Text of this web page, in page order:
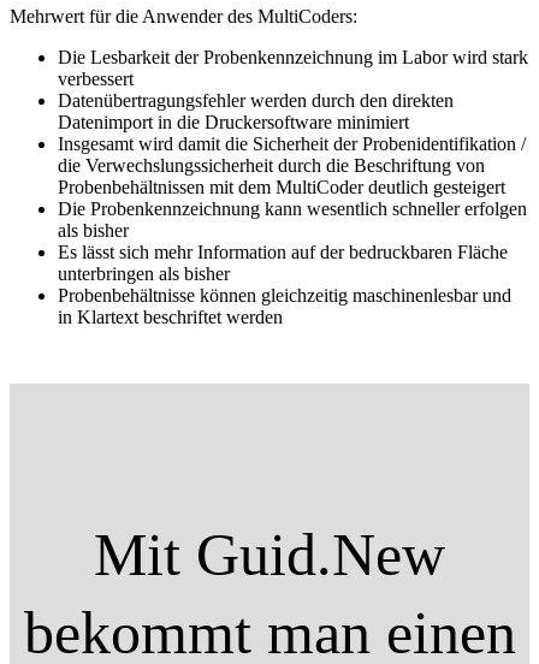
Mehrwert für die Anwender des MultiCoders:
Die Lesbarkeit der Probenkennzeichnung im Labor wird stark
verbessert
Datenübertragungsfehler werden durch den direkten
Datenimport in die Druckersoftware minimiert
Insgesamt wird damit die Sicherheit der Probenidentifikation /
die Verwechslungssicherheit durch die Beschriftung von
Probenbehältnissen mit dem MultiCoder deutlich gesteigert
Die Probenkennzeichnung kann wesentlich schneller erfolgen
als bisher
Es lässt sich mehr Information auf der bedruckbaren Fläche
unterbringen als bisher
Probenbehältnisse können gleichzeitig maschinenlesbar und
in Klartext beschriftet werden
Mit Guid.New
bekommt man einen